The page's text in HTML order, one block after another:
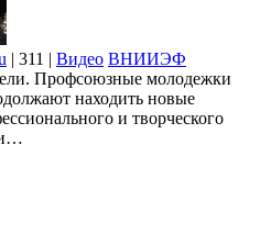
| 311 | Видео ВНИИЭФ
Профсоюзные молодежки
находить новые
и творческого